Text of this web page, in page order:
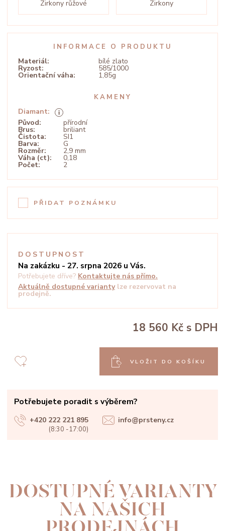
Zirkony růžové Zirkony
INFORMACE O PRODUKTU
Materiál: bílé zlato
Ryzost: 585/1000
Orientační váha: 1,85g
KAMENY
Diamant:
Původ:
přírodní
Brus: briliant
Čistota: SI1
Barva: G
Rozměr: 2,9 mm
Váha (ct): 0,18
Počet: 2
PŘIDAT POZNÁMKU
DOSTUPNOST
Na zakázku - 27. srpna 2026 u Vás.
Potřebujete dříve? Kontaktujte nás přímo.
Aktuálně dostupné varianty lze rezervovat na
prodejně.
18 560 Kč s DPH
VLOŽIT DO KOŠÍKU
Potřebujete poradit s výběrem?
+420 222 221 895
(8:30 -17:00)
info@prsteny.cz
DOSTUPNÉ VARIANTY
NA NAŠICH